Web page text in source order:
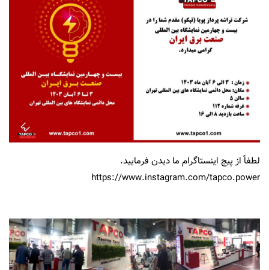
لطفاً از پیج اینستاگرام ما دیدن فرمایید.
https://www.instagram.com/tapco.power